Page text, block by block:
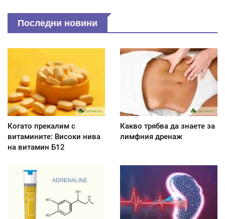
Последни новини
Когато прекалим с
витамините: Високи нива
на витамин Б12
Какво трябва да знаете за
лимфния дренаж